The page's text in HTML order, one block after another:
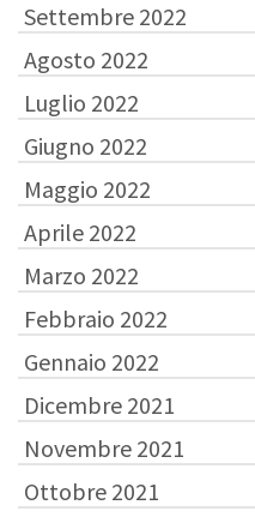
Settembre 2022
Agosto 2022
Luglio 2022
Giugno 2022
Maggio 2022
Aprile 2022
Marzo 2022
Febbraio 2022
Gennaio 2022
Dicembre 2021
Novembre 2021
Ottobre 2021